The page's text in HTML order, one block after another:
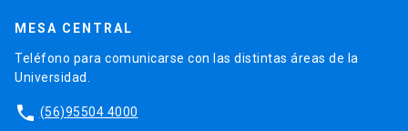
MESA CENTRAL
Teléfono para comunicarse con las distintas áreas de la
Universidad.
phone (56)95504 4000